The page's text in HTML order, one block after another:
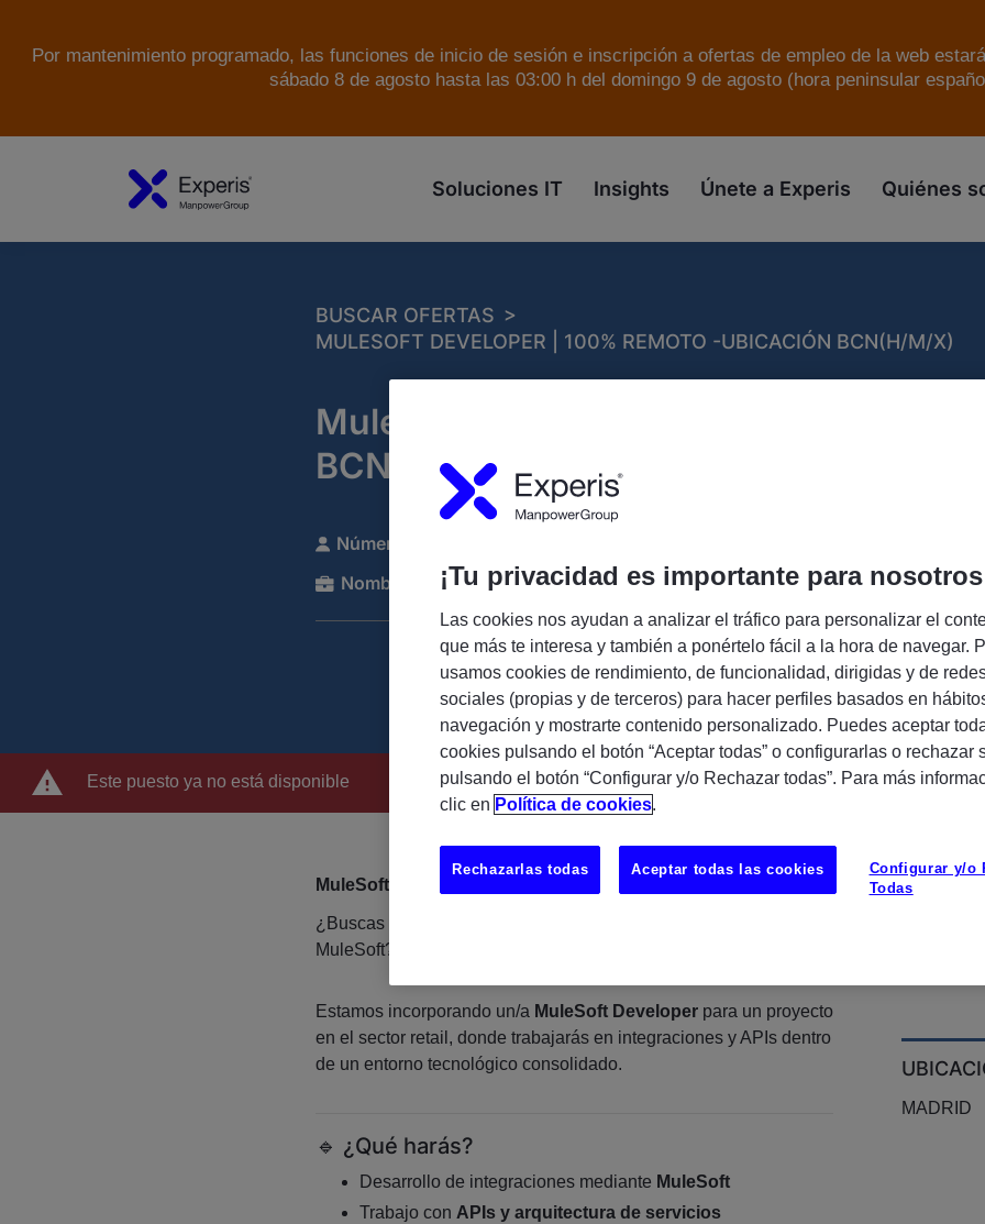
Por mantenimiento programado, las funciones de inicio de sesión e inscripción a ofertas de empleo de la web
sábado 8 de agosto hasta las 03:00 h del domingo 9 de agosto (hora peninsular
Soluciones IT Insights Únete a Experis Quiénes
BUSCAR OFERTAS >
MULESOFT DEVELOPER | 100% REMOTO -UBICACIÓN BCN(H/M/X)
MuleSoft Developer | 100% Remoto -
BCN(H/M/X)
Número de referencia:
Nombre de la compañía:Experis
Este puesto ya no está disponible
MuleSoft Developer | 100% Remoto
¿Buscas un proyecto estable y bien remunerado en el ecosistema
MuleSoft? 🌐
Estamos incorporando un/a MuleSoft Developerpara un proyecto
en el sector retail, donde trabajarás en integraciones y APIs dentro
de un entorno tecnológico consolidado.
🔹 ¿Qué harás?
Desarrollo de integraciones mediante MuleSoft
Trabajo con APIs y arquitectura de servicios
MADRID
¡Tu privacidad es importante para
Las cookies nos ayudan a analizar el tráfico para personalizar el
que más te interesa y también a ponértelo fácil a la hora de navegar.
usamos cookies de rendimiento, de funcionalidad, dirigidas y de
sociales (propias y de terceros) para hacer perfiles basados en
navegación y mostrarte contenido personalizado. Puedes aceptar
cookies pulsando el botón “Aceptar todas” o configurarlas o rechazar
pulsando el botón “Configurar y/o Rechazar todas”. Para más
clic en Política de cookies.
Configurar y/o
Todas
Rechazarlas todas Aceptar todas las cookies